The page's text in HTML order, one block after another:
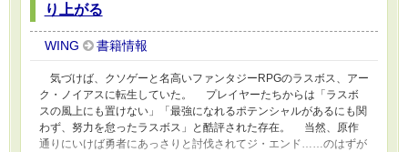
り上がる
WING 書籍情報
気づけば、クソゲーと名高いファンタジーRPGのラスボス、アー
ク・ノイアスに転生していた。 プレイヤーたちからは「ラスボ
スの風上にも置けない」「最強になれるポテンシャルがあるにも関
わず、努力を怠ったラスボス」と酷評された存在。 当然、原作
通りにいけば勇者にあっさりと討伐されてジ・エンド……のはずが